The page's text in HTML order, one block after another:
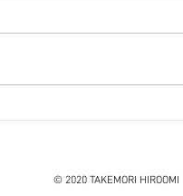
『笑う住宅
© 2020 TAKEMORI